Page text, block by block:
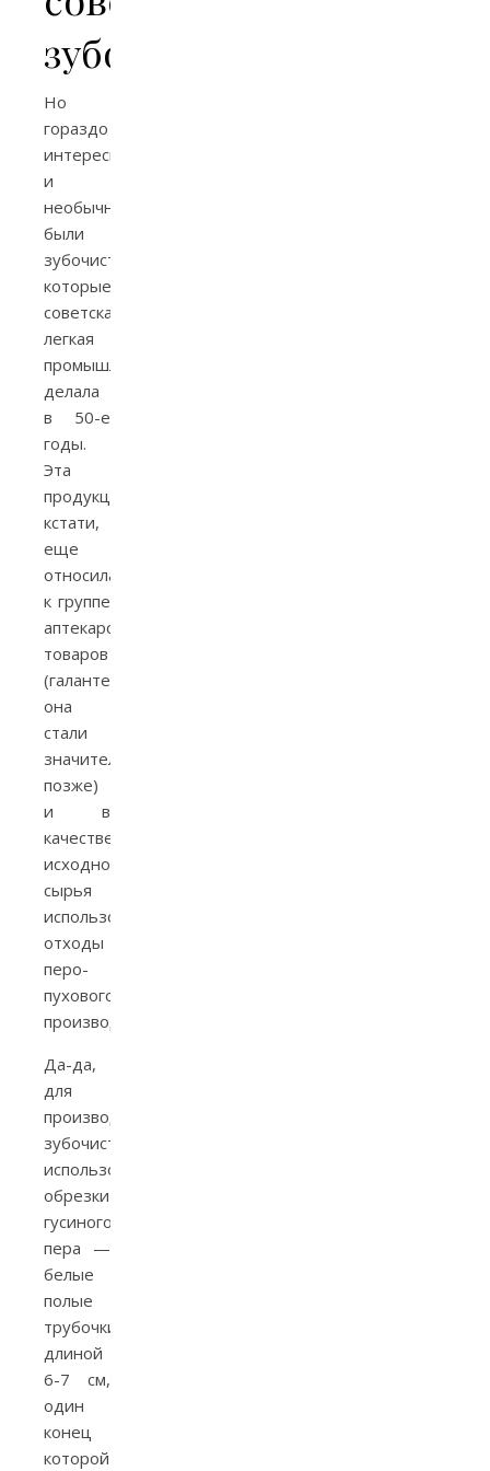
зубочистки
Но
гораздо
интереснее
и
необычнее
были
зубочистки,
которые
советская
легкая
промышленность
делала
в 50-е
годы.
Эта
продукция,
кстати,
еще
относилась
к группе
аптекарских
товаров
(галантереей
она
стали
значительно
позже)
и в
качестве
исходного
сырья
использовались
отходы
перо-
пухового
производства.
Да-да,
для
производства
зубочисток
использовались
обрезки
гусиного
пера —
белые
полые
трубочки
длиной
6-7 см,
один
конец
которой